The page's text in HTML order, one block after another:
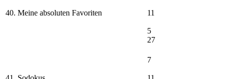
40. Meine absoluten Favoriten 11
5
27
7